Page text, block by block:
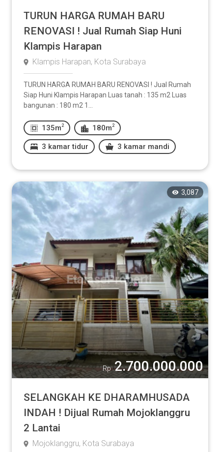
TURUN HARGA RUMAH BARU
RENOVASI ! Jual Rumah Siap Huni
Klampis Harapan
Klampis Harapan, Kota Surabaya
TURUN HARGA RUMAH BARU RENOVASI ! Jual Rumah
Siap Huni Klampis Harapan Luas tanah : 135 m2 Luas
bangunan : 180 m2 1...
135m 2 180m 2
3 kamar tidur 3 kamar mandi
3,087
Rp 2.700.000.000
SELANGKAH KE DHARAMHUSADA
INDAH ! Dijual Rumah Mojoklanggru
2 Lantai
Mojoklanggru, Kota Surabaya